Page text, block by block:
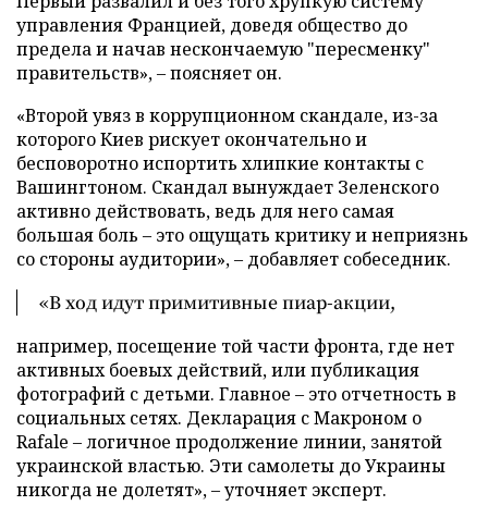
управления Францией, доведя общество до
предела и начав нескончаемую "пересменку"
правительств», – поясняет он.
«Второй увяз в коррупционном скандале, из-за
которого Киев рискует окончательно и
бесповоротно испортить хлипкие контакты с
Вашингтоном. Скандал вынуждает Зеленского
активно действовать, ведь для него самая
большая боль – это ощущать критику и неприязнь
со стороны аудитории», – добавляет собеседник.
«В ход идут примитивные пиар-акции,
например, посещение той части фронта, где нет
активных боевых действий, или публикация
фотографий с детьми. Главное – это отчетность в
социальных сетях. Декларация с Макроном о
Rafale – логичное продолжение линии, занятой
украинской властью. Эти самолеты до Украины
никогда не долетят», – уточняет эксперт.